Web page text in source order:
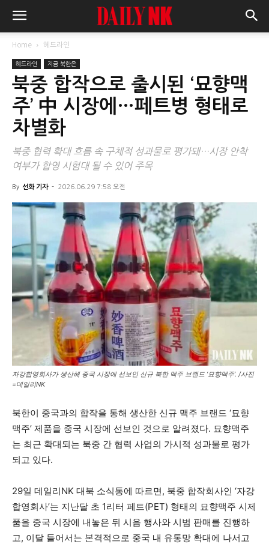
Home 헤드라인
헤드라인 지금 북한은
북중 합작으로 출시된 ‘묘향맥
주’ 中 시장에…페트병 형태로
차별화
북중 협력 확대 흐름 속 구체적 성과물로 평가돼…시장 안착
여부가 합영 시험대 될 수 있어 주목
By 선화 기자 - 2026.06.29 7:58 오전
자강합영회사가 생산해 중국 시장에 선보인 신규 북한 맥주 브랜드 ‘묘향맥주’. /사진
=데일리NK
북한이 중국과의 합작을 통해 생산한 신규 맥주 브랜드 ‘묘향
맥주’ 제품을 중국 시장에 선보인 것으로 알려졌다. 묘향맥주
는 최근 확대되는 북중 간 협력 사업의 가시적 성과물로 평가
되고 있다.
29일 데일리NK 대북 소식통에 따르면, 북중 합작회사인 ‘자강
합영회사’는 지난달 초 1리터 페트(PET) 형태의 묘향맥주 시제
품을 중국 시장에 내놓은 뒤 시음 행사와 시범 판매를 진행하
고, 이달 들어서는 본격적으로 중국 내 유통망 확대에 나서고